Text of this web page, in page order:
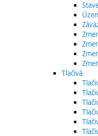
Tlačivá